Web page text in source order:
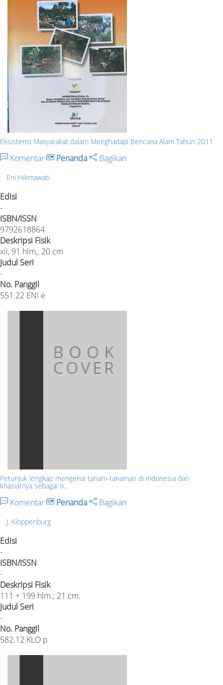
Eksistensi Masyarakat dalam Menghadapi Bencana Alam Tahun 2011
Komentar Penanda Bagikan
Eni Hikmawati
Edisi
-
ISBN/ISSN
9792618864
Deskripsi Fisik
xii, 91 hlm,; 20 cm
Judul Seri
-
No. Panggil
551.22 ENI e
Petunjuk lengkap mengenai tanam-tanaman di indonesia dan
khasiatnya sebagai o…
Komentar Penanda Bagikan
J. Kloppenburg
Edisi
-
ISBN/ISSN
-
Deskripsi Fisik
111 + 199 hlm.; 21 cm.
Judul Seri
-
No. Panggil
582.12 KLO p